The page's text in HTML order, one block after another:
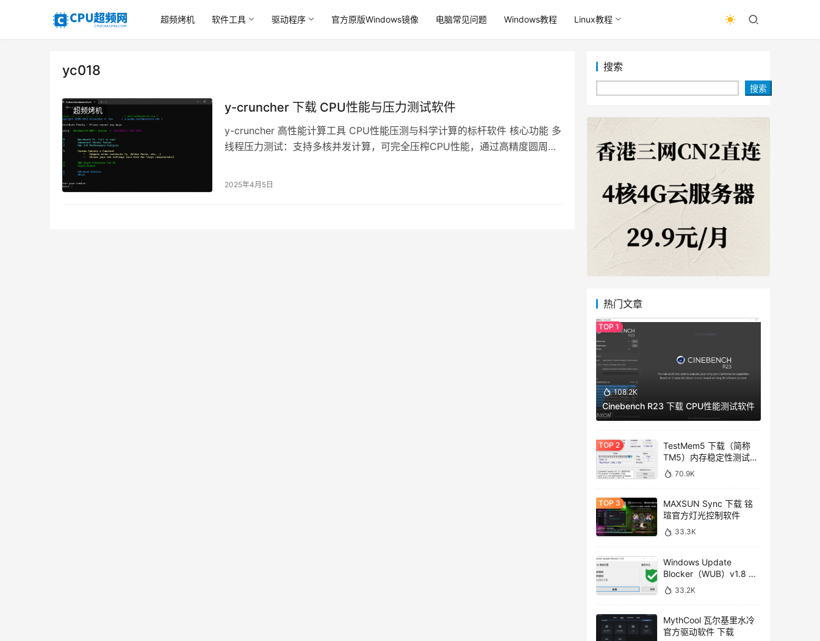
超频烤机 软件工具 驱动程序 官方原版Windows镜像 电脑常见问题 Windows教程 Linux教程
yc018
超频烤机 y-cruncher 下载 CPU性能与压力测试软件
y-cruncher 高性能计算工具 CPU性能压测与科学计算的标杆软件 核心功能 多
线程压力测试：支持多核并发计算，可完全压榨CPU性能，通过高精度圆周率
2025年4月5日
搜索
搜索
热门文章
108.2K
Cinebench R23 下载 CPU性能测试软件
TestMem5 下载（简称
TM5）内存稳定性测试工
具 70.9K
MAXSUN Sync 下载 铭
瑄官方灯光控制软件
33.3K
Windows Update
Blocker（WUB）v1.8 下
载 关闭系统更新
33.2K
MythCool 瓦尔基里水冷
官方驱动软件 下载